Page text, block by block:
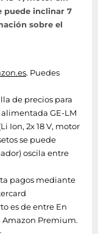
puede inclinar 7
sobre el
. Puedes
de precios para
GE-LM
Ion, 2x 18 V, motor
se puede
oscila entre
pagos mediante
es de entre En
Amazon Premium.